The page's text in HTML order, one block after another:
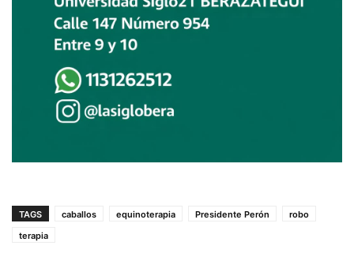
TAGS caballos equinoterapia Presidente Perón
robo
terapia